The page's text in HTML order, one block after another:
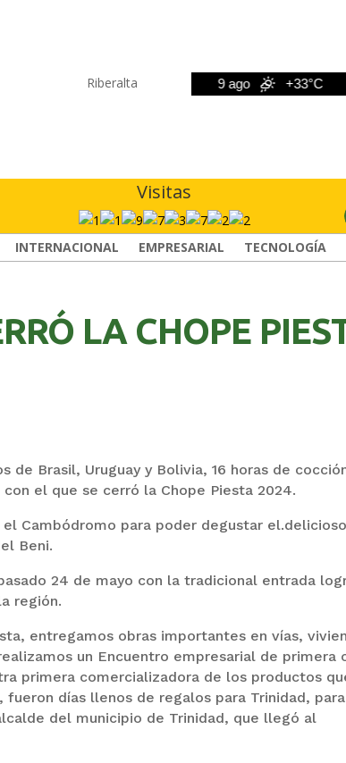
Riberalta
+33°C 9 ago +33°C
Visitas
INTERNACIONAL EMPRESARIAL TECNOLOGÍA
LA CHOPE
de Brasil, Uruguay y Bolivia, 16 horas de
el que se cerró la Chope Piesta 2024.
Cambódromo para poder degustar
Beni.
24 de mayo con la tradicional entrada
región.
entregamos obras importantes en vías,
un Encuentro empresarial de primera
primera comercializadora de los productos
días llenos de regalos para Trinidad, para
del municipio de Trinidad, que llegó al